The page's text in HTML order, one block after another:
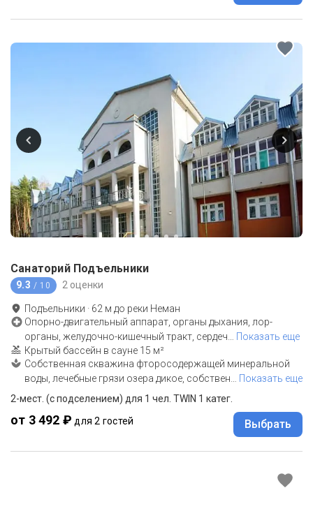
Санаторий Подъельники
9.3 / 10 2 оценки
Подъельники · 62 м до реки Неман
Опорно-двигательный аппарат, органы дыхания, лор-
органы, желудочно-кишечный тракт, сердеч
Показать еще
Крытый бассейн в сауне 15 м²
Собственная скважина фторосодержащей минеральной
воды, лечебные грязи озера дикое, собствен
Показать еще
2-мест. (с подселением) для 1 чел. TWIN 1 катег.
от 3 492 ₽ для 2 гостей Выбрать